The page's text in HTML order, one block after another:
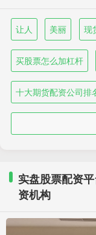
让人 美丽 现
买股票怎么加杠杆
十大期货配资公司排
实盘股票配资
资机构